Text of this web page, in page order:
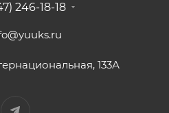
246-18-18
133А